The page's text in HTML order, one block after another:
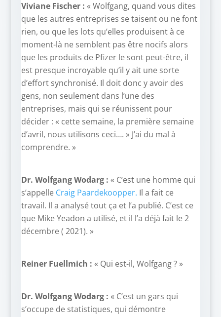
Viviane Fischer : « Wolfgang, quand vous dites
que les autres entreprises se taisent ou ne font
rien, ou que les lots qu’elles produisent à ce
moment-là ne semblent pas être nocifs alors
que les produits de Pfizer le sont peut-être, il
est presque incroyable qu’il y ait une sorte
d’effort synchronisé. Il doit donc y avoir des
gens, non seulement dans l’une des
entreprises, mais qui se réunissent pour
décider : « cette semaine, la première semaine
d’avril, nous utilisons ceci…. » J’ai du mal à
comprendre. »
Dr. Wolfgang Wodarg : « C’est une homme qui
s’appelleCraig Paardekoopper. Il a fait ce
travail. Il a analysé tout ça et l’a publié. C’est ce
que Mike Yeadon a utilisé, et il l’a déjà fait le 2
décembre ( 2021). »
Reiner Fuellmich : « Qui est-il, Wolfgang ? »
Dr. Wolfgang Wodarg : « C’est un gars qui
s’occupe de statistiques, qui démontre